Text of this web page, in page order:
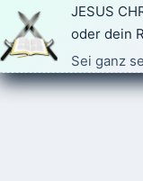
Zum
Inhalt
springen
JESUS
oder dein
Sei ganz